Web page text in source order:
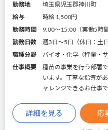
勤務地
埼玉県児玉郡神川町
給与
時給 1,500円
勤務時間
9:00～15:00（実働5時間
勤務日数
週3日～5日（休日：土日
職種分野
バイオ・化学（秤量・
仕事概要
種苗の事業を行う部署
います。丁寧な指導が
ャレンジできるお仕事で
詳細を見る 応